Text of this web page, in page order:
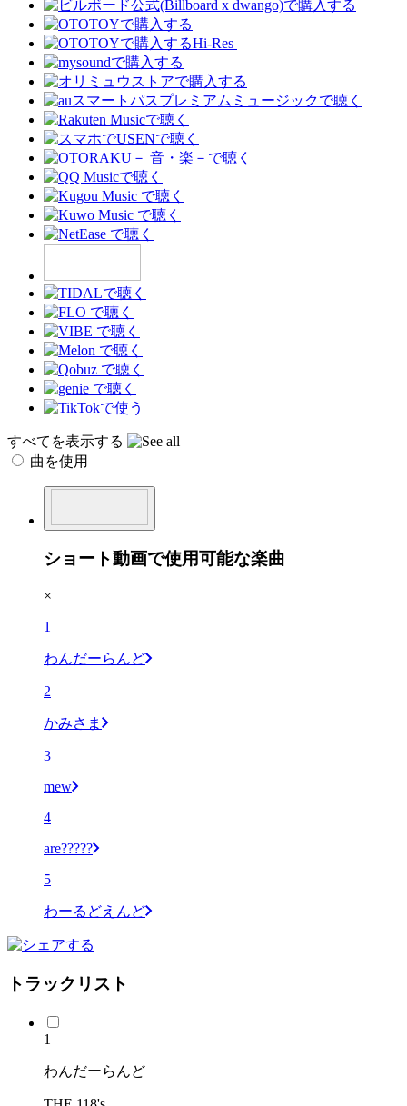
Hi-Res
すべてを表示する
曲を使用
ショート動画で使用可能な楽曲
×
1
わんだーらんど
2
かみさま
3
mew
4
are?????
5
わーるどえんど
トラックリスト
1
わんだーらんど